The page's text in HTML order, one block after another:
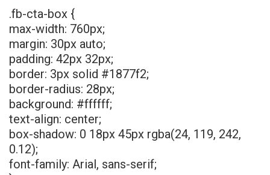
.fb-cta-box {
max-width: 760px;
margin: 30px auto;
padding: 42px 32px;
border: 3px solid #1877f2;
border-radius: 28px;
background: #ffffff;
text-align: center;
box-shadow: 0 18px 45px rgba(24, 119, 242,
0.12);
font-family: Arial, sans-serif;